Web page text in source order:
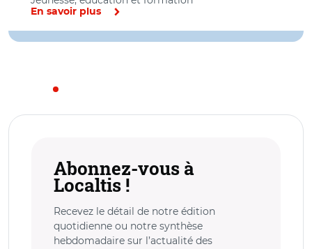
En savoir plus
Abonnez-vous à
Localtis !
Recevez le détail de notre édition
quotidienne ou notre synthèse
hebdomadaire sur l’actualité des